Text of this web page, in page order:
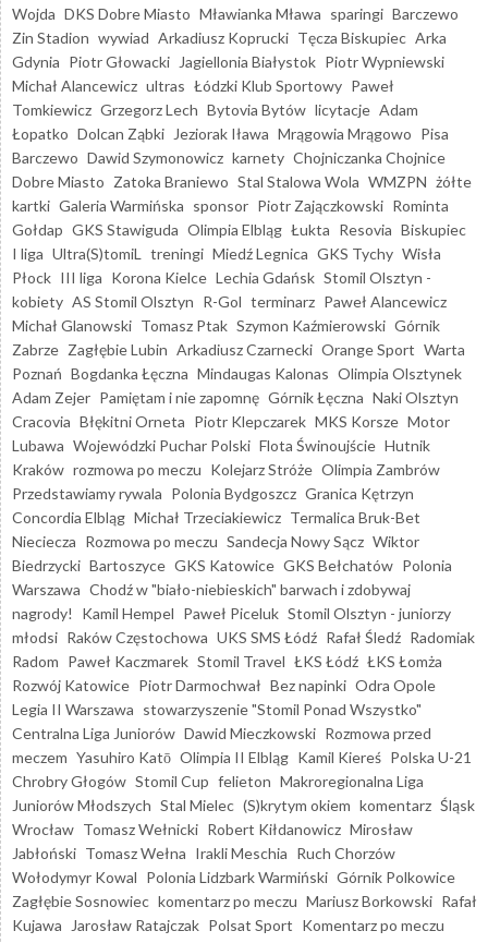
Wojda DKS Dobre Miasto Mławianka Mława sparingi Barczewo
Zin Stadion wywiad Arkadiusz Koprucki Tęcza Biskupiec Arka
Gdynia Piotr Głowacki Jagiellonia Białystok Piotr Wypniewski
Michał Alancewicz ultras Łódzki Klub Sportowy Paweł
Tomkiewicz Grzegorz Lech Bytovia Bytów licytacje Adam
Łopatko Dolcan Ząbki Jeziorak Iława Mrągowia Mrągowo Pisa
Barczewo Dawid Szymonowicz karnety Chojniczanka Chojnice
Dobre Miasto Zatoka Braniewo Stal Stalowa Wola WMZPN żółte
kartki Galeria Warmińska sponsor Piotr Zajączkowski Rominta
Gołdap GKS Stawiguda Olimpia Elbląg Łukta Resovia Biskupiec
I liga Ultra(S)tomiL treningi Miedź Legnica GKS Tychy Wisła
Płock III liga Korona Kielce Lechia Gdańsk Stomil Olsztyn -
kobiety AS Stomil Olsztyn R-Gol terminarz Paweł Alancewicz
Michał Glanowski Tomasz Ptak Szymon Kaźmierowski Górnik
Zabrze Zagłębie Lubin Arkadiusz Czarnecki Orange Sport Warta
Poznań Bogdanka Łęczna Mindaugas Kalonas Olimpia Olsztynek
Adam Zejer Pamiętam i nie zapomnę Górnik Łęczna Naki Olsztyn
Cracovia Błękitni Orneta Piotr Klepczarek MKS Korsze Motor
Lubawa Wojewódzki Puchar Polski Flota Świnoujście Hutnik
Kraków rozmowa po meczu Kolejarz Stróże Olimpia Zambrów
Przedstawiamy rywala Polonia Bydgoszcz Granica Kętrzyn
Concordia Elbląg Michał Trzeciakiewicz Termalica Bruk-Bet
Nieciecza Rozmowa po meczu Sandecja Nowy Sącz Wiktor
Biedrzycki Bartoszyce GKS Katowice GKS Bełchatów Polonia
Warszawa Chodź w "biało-niebieskich" barwach i zdobywaj
nagrody!
Kamil Hempel Paweł Piceluk Stomil Olsztyn - juniorzy
młodsi Raków Częstochowa UKS SMS Łódź Rafał Śledź Radomiak
Radom Paweł Kaczmarek Stomil Travel ŁKS Łódź ŁKS Łomża
Rozwój Katowice Piotr Darmochwał Bez napinki Odra Opole
Legia II Warszawa stowarzyszenie "Stomil Ponad Wszystko"
Centralna Liga Juniorów Dawid Mieczkowski Rozmowa przed
meczem Yasuhiro Katō Olimpia II Elbląg Kamil Kiereś Polska U-21
Chrobry Głogów Stomil Cup felieton Makroregionalna Liga
Juniorów Młodszych Stal Mielec (S)krytym okiem komentarz Śląsk
Wrocław Tomasz Wełnicki Robert Kiłdanowicz Mirosław
Jabłoński Tomasz Wełna Irakli Meschia Ruch Chorzów
Wołodymyr Kowal Polonia Lidzbark Warmiński Górnik Polkowice
Zagłębie Sosnowiec komentarz po meczu Mariusz Borkowski Rafał
Kujawa
Jarosław Ratajczak Polsat Sport Komentarz po meczu